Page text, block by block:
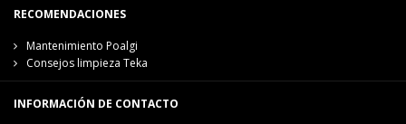
RECOMENDACIONES
Mantenimiento Poalgi
Consejos limpieza Teka
INFORMACIÓN DE CONTACTO